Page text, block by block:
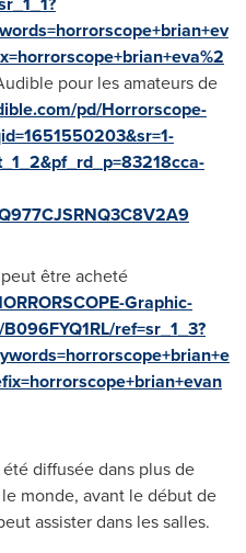
pour les amateurs de
pd/Horrorscope-
être acheté
Graphic-
ref=sr_1_3?
diffusée dans plus de
monde, avant le début de
assister dans les salles.